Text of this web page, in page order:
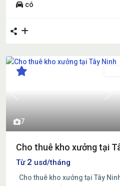
có
7
Previous Next
Cho thuê kho xưởng tại
Từ 2 usd/tháng
Cho thuê kho xưởng tại Tây